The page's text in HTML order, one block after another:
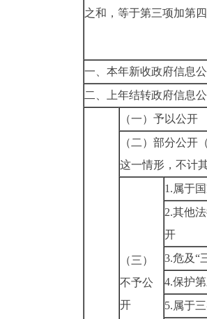
之和，等于第三项加第
一、本年新收政府信息
二、上年结转政府信息
（一）予以公开
（二）部分公开
这一情形，不计
（三）
不予公
开
1.属于
2.其他
开
3.危及“
4.保护
5.属于